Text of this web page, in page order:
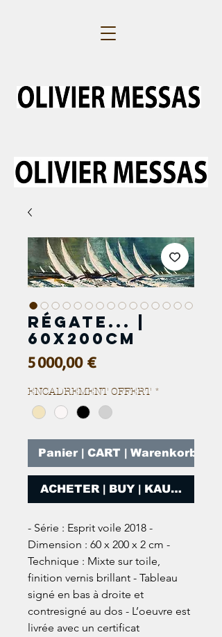
Régate... |
60x200cm
5 000,00 €Prix
ENCADREMENT OFFERT *
Panier | CART | Warenkorb
ACHETER | BUY | KAUFEN
- Série : Esprit voile 2018 -
Dimension : 60 x 200 x 2 cm -
Technique : Mixte sur toile,
finition vernis brillant - Tableau
signé en bas à droite et
contresigné au dos - L’oeuvre est
livrée avec un certificat